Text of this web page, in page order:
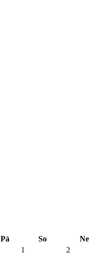
Pá So
Ne
1 2